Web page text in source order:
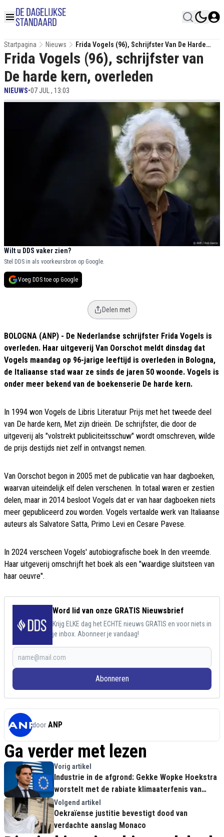
Startpagina Nieuws
Frida Vogels (96), Schrijfster Van De Harde
Kern, Overleden
Frida Vogels (96), schrijfster van
De harde kern, overleden
NIEUWS•07 JUL , 13:03
Wilt u DDS vaker zien?
Stel DDS in als voorkeursbron op Google.
Voeg DDS toe op Google
Delen met
BOLOGNA (ANP) - De Nederlandse schrijfster Frida Vogels is
overleden. Haar uitgeverij Van Oorschot meldt dinsdag dat
Vogels maandag op 96-jarige leeftijd is overleden in Bologna,
de Italiaanse stad waar ze sinds de jaren 50 woonde. Vogels is
onder meer bekend van de boekenserie De harde kern.
In 1994 won Vogels de Libris Literatuur Prijs met het tweede deel
van De harde kern, Met zijn drieën. De schrijfster, die door de
uitgeverij als "volstrekt publiciteitsschuw" wordt omschreven, wilde
de prijs destijds niet zelf in ontvangst nemen.
Van Oorschot begon in 2005 met de publicatie van haar dagboeken,
waarvan uiteindelijk elf delen verschenen. In totaal waren er zestien
delen, maar in 2014 besloot Vogels dat er van haar dagboeken niets
meer gepubliceerd zou worden. Vogels vertaalde werk van Italiaanse
auteurs als Salvatore Satta, Primo Levi en Cesare Pavese.
In 2024 verscheen Vogels' autobiografische boek In den vreemde.
Haar uitgeverij omschrijft het boek als een "waardige sluitsteen van
haar oeuvre".
Word lid van onze GRATIS Nieuwsbrief
Krijg ELKE dag het ECHTE nieuws GRATIS en voor niets in
je inbox. Abonneer je vandaag!
Abonneren
door ANP
Ga verder met lezen
Vorig artikel
Industrie in de afgrond: Gekke Wopke Hoekstra
worstelt met de rabiate klimaaterfenis van
Frans Timmermans
Volgend artikel
Oekraïense justitie bevestigt dood van
verdachte aanslag Monaco